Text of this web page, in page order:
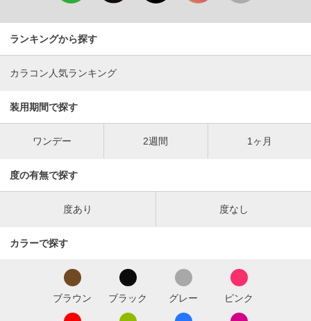
ランキングから探す
カラコン人気ランキング
装用期間で探す
ワンデー 2週間 1ヶ月
度の有無で探す
度あり 度なし
カラーで探す
ブラウン ブラック グレー ピンク